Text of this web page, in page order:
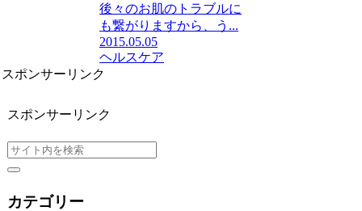
後々のお肌のトラブルに
も繋がりますから、う...
2015.05.05
ヘルスケア
スポンサーリンク
スポンサーリンク
カテゴリー